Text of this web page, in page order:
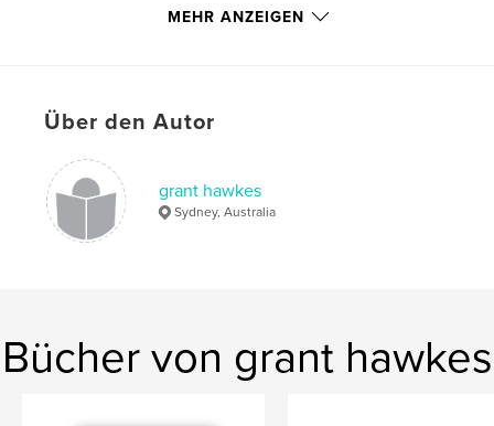
Bedrucktes Hardcover: 9781367502864
Schlüsselwörter
plastic bags
MEHR ANZEIGEN
Über den Autor
grant hawkes
Sydney, Australia
Bücher von grant hawkes